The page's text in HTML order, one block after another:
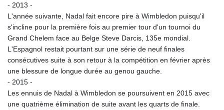
- 2013 -
L'année suivante, Nadal fait encore pire à Wimbledon puisqu'il
s'incline pour la première fois au premier tour d'un tournoi du
Grand Chelem face au Belge Steve Darcis, 135e mondial.
L'Espagnol restait pourtant sur une série de neuf finales
consécutives suite à son retour à la compétition en février après
une blessure de longue durée au genou gauche.
- 2015 -
Les ennuis de Nadal à Wimbledon se poursuivent en 2015 avec
une quatrième élimination de suite avant les quarts de finale.